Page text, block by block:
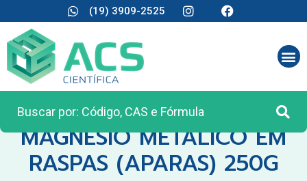
(19) 3909-2525
CATEGORIA:REAGENTES ANALÍTICOS
MAGNESIO METALICO EM
RASPAS (APARAS) 250G